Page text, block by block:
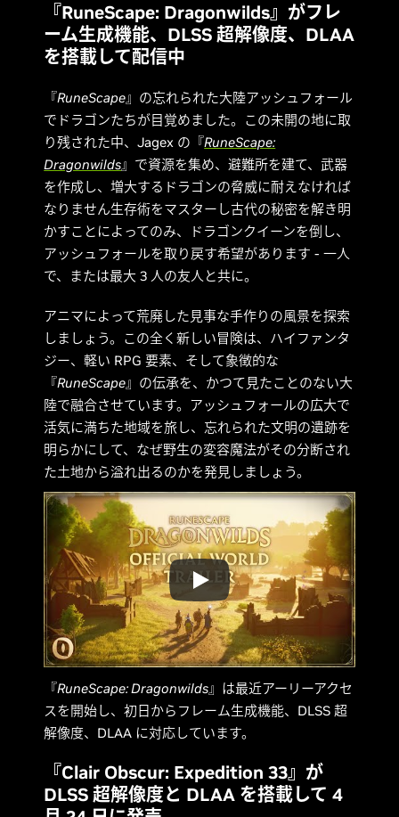
『RuneScape: Dragonwilds』がフレ
ーム生成機能、DLSS 超解像度、DLAA
を搭載して配信中
『RuneScape』の忘れられた大陸アッシュフォール
でドラゴンたちが目覚めました。この未開の地に取
り残された中、Jagex の『RuneScape:
Dragonwilds』で資源を集め、避難所を建て、武器
を作成し、増大するドラゴンの脅威に耐えなければ
なりません生存術をマスターし古代の秘密を解き明
かすことによってのみ、ドラゴンクイーンを倒し、
アッシュフォールを取り戻す希望があります - 一人
で、または最大 3 人の友人と共に。
アニマによって荒廃した見事な手作りの風景を探索
しましょう。この全く新しい冒険は、ハイファンタ
ジー、軽い RPG 要素、そして象徴的な
『RuneScape』の伝承を、かつて見たことのない大
陸で融合させています。アッシュフォールの広大で
活気に満ちた地域を旅し、忘れられた文明の遺跡を
明らかにして、なぜ野生の変容魔法がその分断され
た土地から溢れ出るのかを発見しましょう。
『RuneScape: Dragonwilds』は最近アーリーアクセ
スを開始し、初日からフレーム生成機能、DLSS 超
解像度、DLAA に対応しています。
『Clair Obscur: Expedition 33』が
DLSS 超解像度と DLAA を搭載して 4